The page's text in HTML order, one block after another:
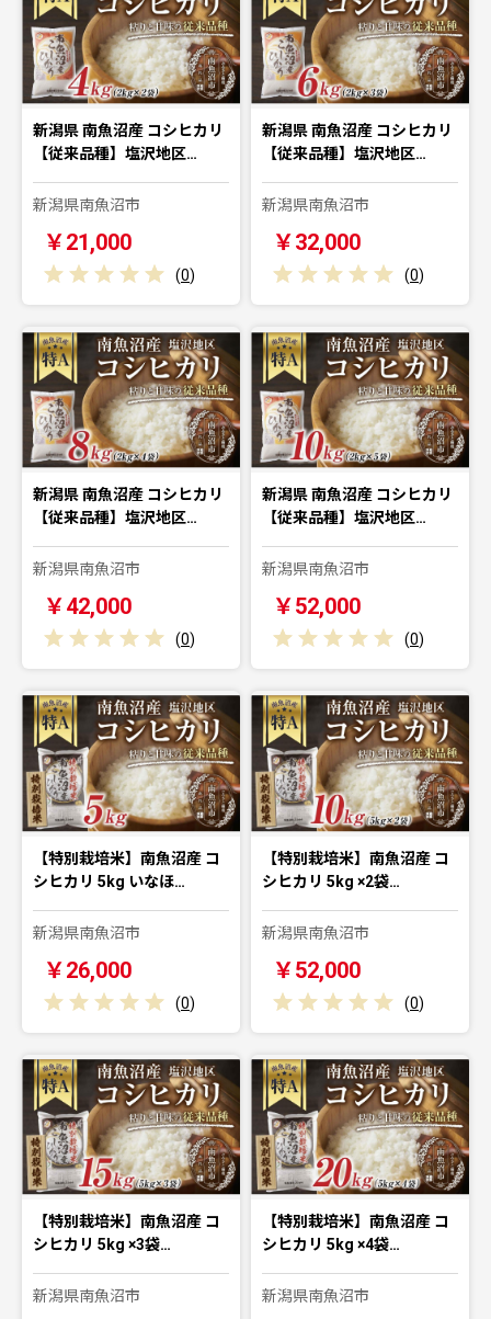
新潟県 南魚沼産 コシヒカリ
【従来品種】塩沢地区…
新潟県南魚沼市
￥21,000
(0)
新潟県 南魚沼産 コシヒカリ
【従来品種】塩沢地区…
新潟県南魚沼市
￥32,000
(0)
新潟県 南魚沼産 コシヒカリ
【従来品種】塩沢地区…
新潟県南魚沼市
￥42,000
(0)
新潟県 南魚沼産 コシヒカリ
【従来品種】塩沢地区…
新潟県南魚沼市
￥52,000
(0)
【特別栽培米】南魚沼産 コ
シヒカリ 5kg いなほ…
新潟県南魚沼市
￥26,000
(0)
【特別栽培米】南魚沼産 コ
シヒカリ 5kg ×2袋…
新潟県南魚沼市
￥52,000
(0)
【特別栽培米】南魚沼産 コ
シヒカリ 5kg ×3袋…
新潟県南魚沼市
【特別栽培米】南魚沼産 コ
シヒカリ 5kg ×4袋…
新潟県南魚沼市